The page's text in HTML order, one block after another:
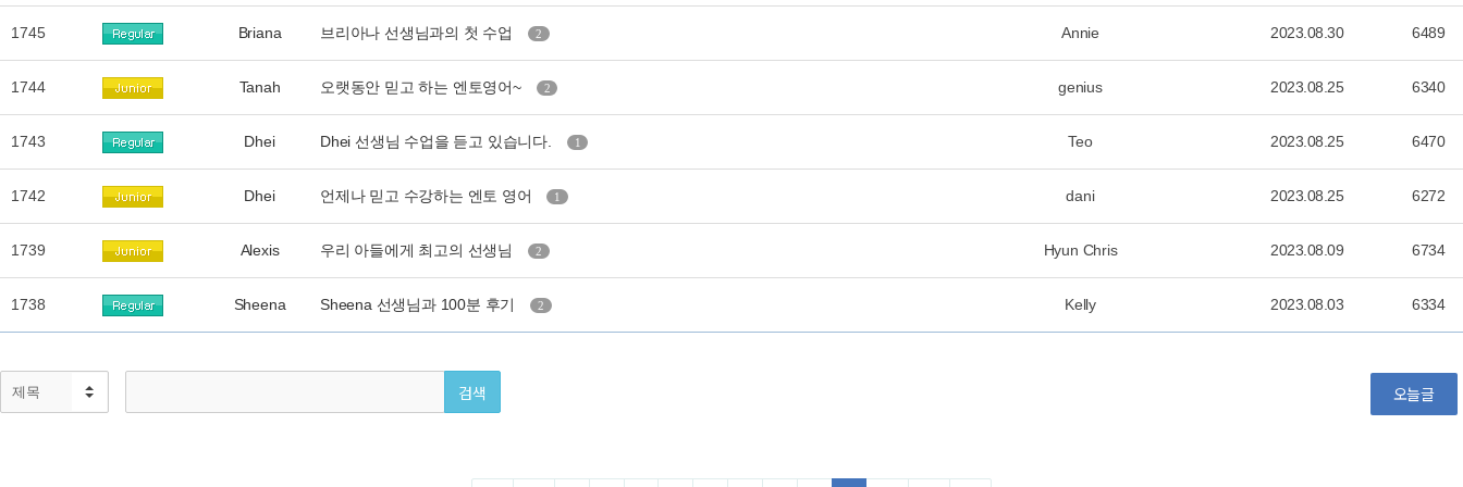
1745 Briana 브리아나 선생님과의 첫 수업 2 Annie 2023.08.30 6489
1744 Tanah 오랫동안 믿고 하는 엔토영어~ 2 genius 2023.08.25 6340
1743 Dhei Dhei 선생님 수업을 듣고 있습니다. 1 Teo 2023.08.25 6470
1742 Dhei 언제나 믿고 수강하는 엔토 영어 1 dani 2023.08.25 6272
1739 Alexis 우리 아들에게 최고의 선생님 2 Hyun Chris 2023.08.09 6734
1738 Sheena Sheena 선생님과 100분 후기 2 Kelly 2023.08.03 6334
오늘글